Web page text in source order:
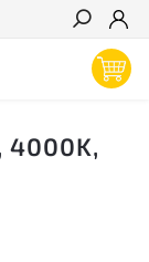
Hľadať
4000K,